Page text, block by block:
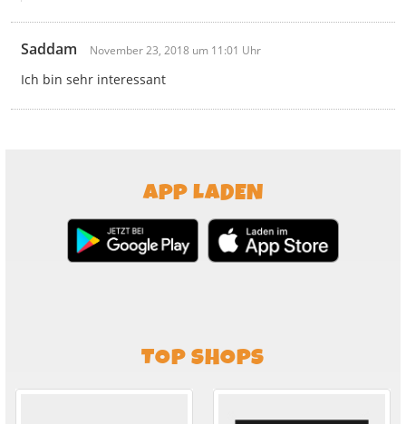
Saddam November 23, 2018 um 11:01 Uhr
Ich bin sehr interessant
APP LADEN
TOP SHOPS